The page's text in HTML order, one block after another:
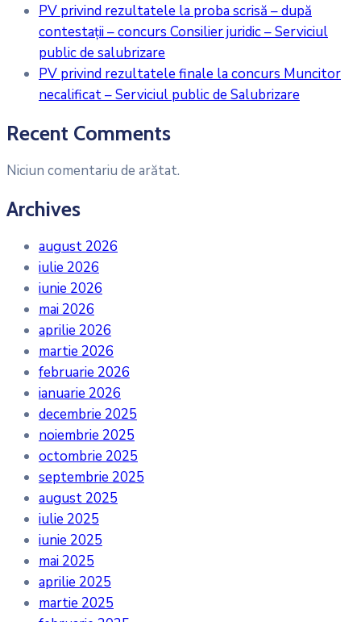
PV privind rezultatele la proba scrisă – după
contestații – concurs Consilier juridic – Serviciul
public de salubrizare
PV privind rezultatele finale la concurs Muncitor
necalificat – Serviciul public de Salubrizare
Recent Comments
Niciun comentariu de arătat.
Archives
august 2026
iulie 2026
iunie 2026
mai 2026
aprilie 2026
martie 2026
februarie 2026
ianuarie 2026
decembrie 2025
noiembrie 2025
octombrie 2025
septembrie 2025
august 2025
iulie 2025
iunie 2025
mai 2025
aprilie 2025
martie 2025